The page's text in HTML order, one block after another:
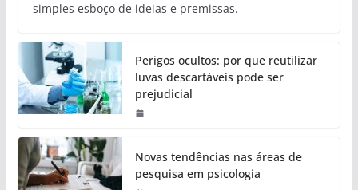
simples esboço de ideias e premissas.
Perigos ocultos: por que reutilizar
luvas descartáveis pode ser
prejudicial
Novas tendências nas áreas de
pesquisa em psicologia